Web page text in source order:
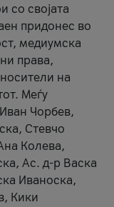
со својата
придонес во
медиумска
права,
на
Меѓу
Чорбев,
Стевчо
Колева,
Ас. д-р Васка
Иваноска,
Кики